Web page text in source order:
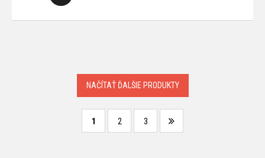
NAČÍTAŤ ĎALŠIE PRODUKTY
1 2 3